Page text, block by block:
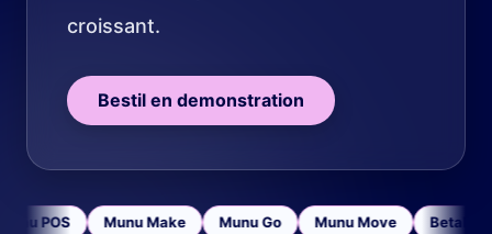
croissant.
Bestil en demonstration
POS Munu Make Munu Go Munu Move